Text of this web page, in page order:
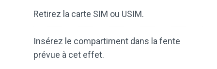
Retirez la carte SIM ou USIM.
Insérez le compartiment dans la fente
prévue à cet effet.